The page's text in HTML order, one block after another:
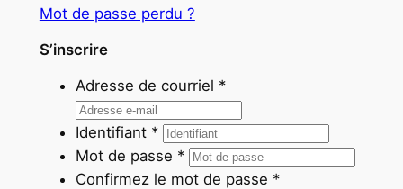
Mot de passe perdu ?
S’inscrire
Adresse de courriel *
Identifiant *
Mot de passe *
Confirmez le mot de passe *